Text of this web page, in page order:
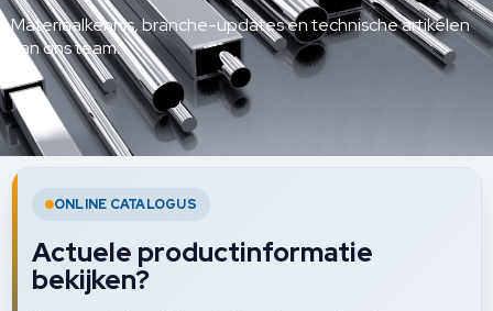
Materiaalkennis, branche-updates en technische artikelen
van ons team.
ONLINE CATALOGUS
Actuele productinformatie
bekijken?